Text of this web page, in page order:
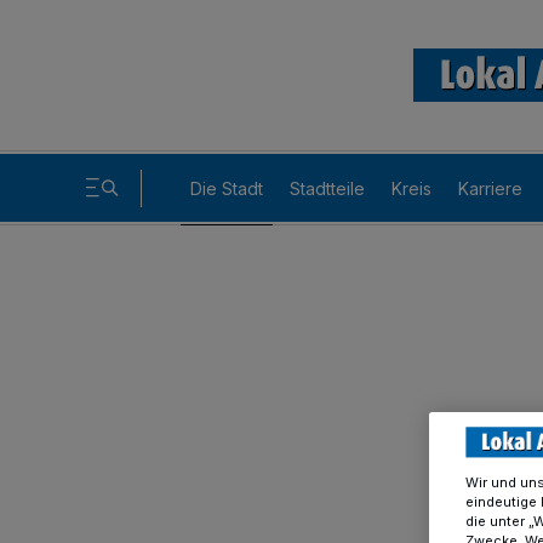
Die Stadt Stadtteile Kreis Karriere
Wir und
eindeutige
die unter